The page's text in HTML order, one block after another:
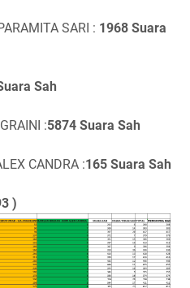
SARI : 1968 Suara
Sah
:5874 Suara Sah
CANDRA :165 Suara Sah
)